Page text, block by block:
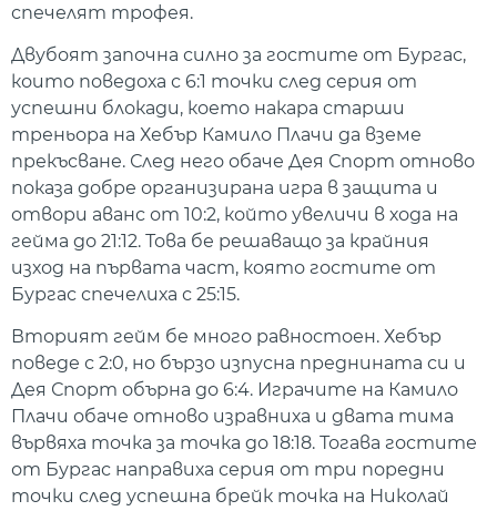
спечелят трофея.
Двубоят започна силно за гостите от Бургас,
които поведоха с 6:1 точки след серия от
успешни блокади, което накара старши
треньора на Хебър Камило Плачи да вземе
прекъсване. След него обаче Дея Спорт отново
показа добре организирана игра в защита и
отвори аванс от 10:2, който увеличи в хода на
гейма до 21:12. Това бе решаващо за крайния
изход на първата част, която гостите от
Бургас спечелиха с 25:15.
Вторият гейм бе много равностоен. Хебър
поведе с 2:0, но бързо изпусна преднината си и
Дея Спорт обърна до 6:4. Играчите на Камило
Плачи обаче отново изравниха и двата тима
вървяха точка за точка до 18:18. Тогава гостите
от Бургас направиха серия от три поредни
точки след успешна брейк точка на Николай